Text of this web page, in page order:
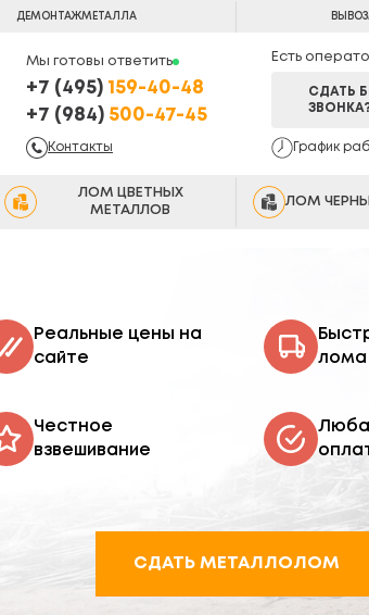
ДЕМОНТАЖМЕТАЛЛА ВЫВОЗ
Мы готовы ответить
+7 (495) 159-40-48
+7 (984) 500-47-45
Контакты
Есть
СДАТЬ
График
ЛОМ ЦВЕТНЫХ
МЕТАЛЛОВ
ЛОМ
Реальные цены на
сайте
лома
Честное
взвешивание
СДАТЬ МЕТАЛЛОЛОМ